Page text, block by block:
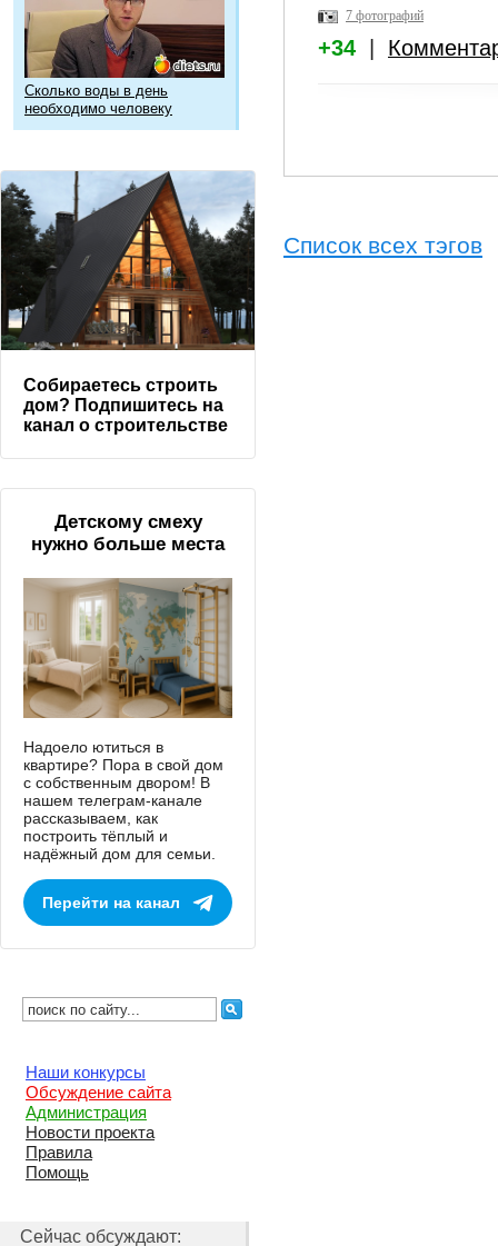
7 фотографий
+34
Список всех тэгов
Сколько воды в день
необходимо человеку
Собираетесь строить
дом? Подпишитесь на
канал о строительстве
Детскому смеху
нужно больше места
Надоело ютиться в
квартире? Пора в свой дом
с собственным двором! В
нашем телеграм-канале
рассказываем, как
построить тёплый и
надёжный дом для семьи.
Перейти на канал
Наши конкурсы
Обсуждение сайта
Администрация
Новости проекта
Правила
Помощь
Сейчас обсуждают: